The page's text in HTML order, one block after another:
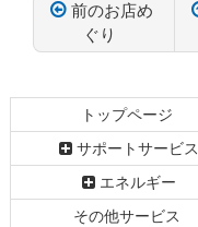
前のお店め
ぐり
ン
文
の
へ
トップページ
サポートサービス
エネルギー
その他サービス